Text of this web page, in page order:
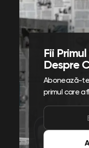
Fii
Despre
Abonează-te
primul care